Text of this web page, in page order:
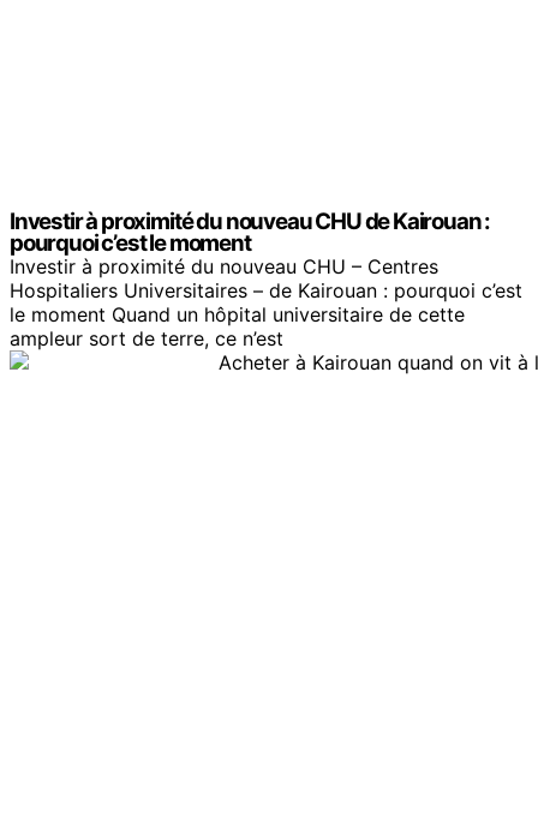
Investir à proximité du nouveau CHU de Kairouan :
pourquoi c’est le moment
Investir à proximité du nouveau CHU – Centres
Hospitaliers Universitaires – de Kairouan : pourquoi c’est
le moment Quand un hôpital universitaire de cette
ampleur sort de terre, ce n’est